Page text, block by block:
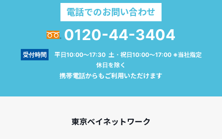
電話でのお問い合わせ
0120-44-3404
受付時間
平日10:00～17:30 土・祝日10:00～17:00 ※当社指定
休日を除く
携帯電話からもご利用いただけます
東京ベイネットワーク